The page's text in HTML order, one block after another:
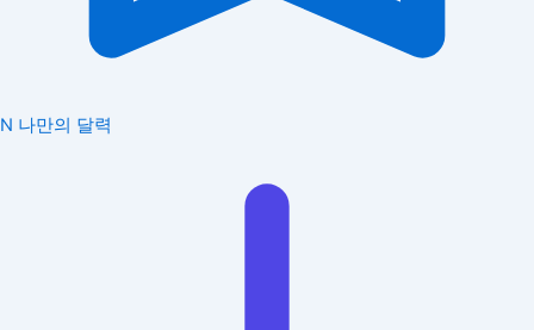
N 나만의 달력